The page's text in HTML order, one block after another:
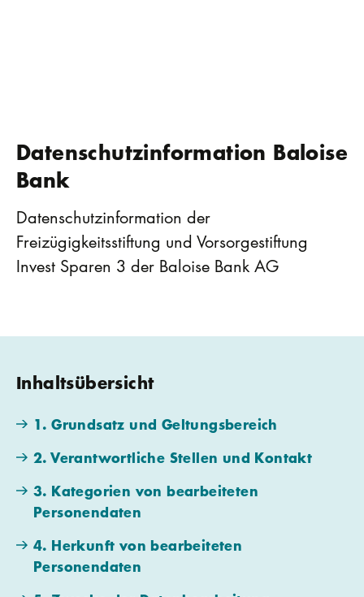
Datenschutzinformation Baloise
Bank
Datenschutzinformation der
Freizügigkeitsstiftung und Vorsorgestiftung
Invest Sparen 3 der Baloise Bank AG
Inhaltsübersicht
1. Grundsatz und Geltungsbereich
2. Verantwortliche Stellen und Kontakt
3. Kategorien von bearbeiteten
Personendaten
4. Herkunft von bearbeiteten
Personendaten